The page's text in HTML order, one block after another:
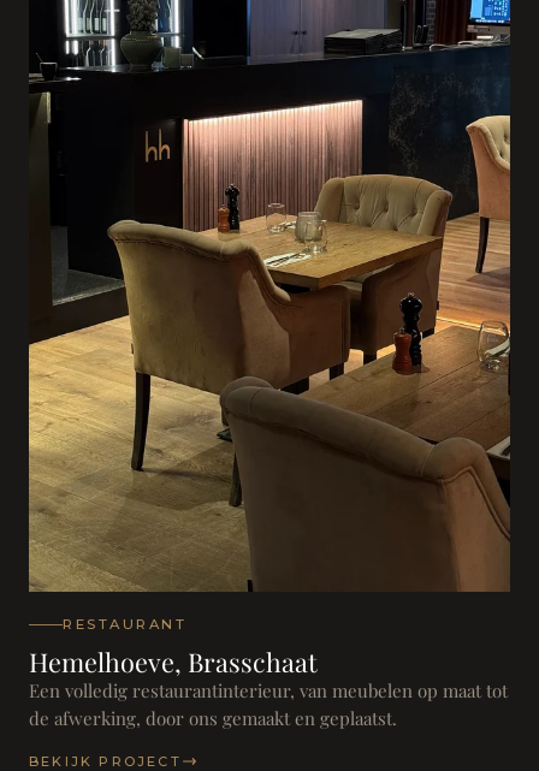
RESTAURANT
Hemelhoeve, Brasschaat
Een volledig restaurantinterieur, van meubelen op maat tot
de afwerking, door ons gemaakt en geplaatst.
BEKIJK PROJECT